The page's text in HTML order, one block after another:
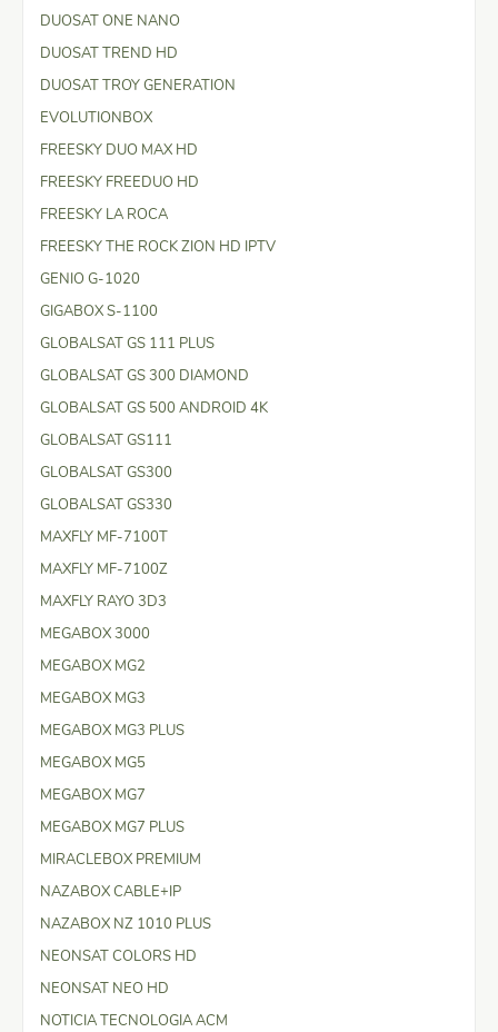
DUOSAT ONE NANO
DUOSAT TREND HD
DUOSAT TROY GENERATION
EVOLUTIONBOX
FREESKY DUO MAX HD
FREESKY FREEDUO HD
FREESKY LA ROCA
FREESKY THE ROCK ZION HD IPTV
GENIO G-1020
GIGABOX S-1100
GLOBALSAT GS 111 PLUS
GLOBALSAT GS 300 DIAMOND
GLOBALSAT GS 500 ANDROID 4K
GLOBALSAT GS111
GLOBALSAT GS300
GLOBALSAT GS330
MAXFLY MF-7100T
MAXFLY MF-7100Z
MAXFLY RAYO 3D3
MEGABOX 3000
MEGABOX MG2
MEGABOX MG3
MEGABOX MG3 PLUS
MEGABOX MG5
MEGABOX MG7
MEGABOX MG7 PLUS
MIRACLEBOX PREMIUM
NAZABOX CABLE+IP
NAZABOX NZ 1010 PLUS
NEONSAT COLORS HD
NEONSAT NEO HD
NOTICIA TECNOLOGIA ACM